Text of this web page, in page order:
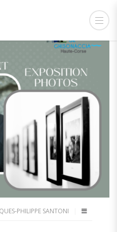
PHILIPPE SANTONI